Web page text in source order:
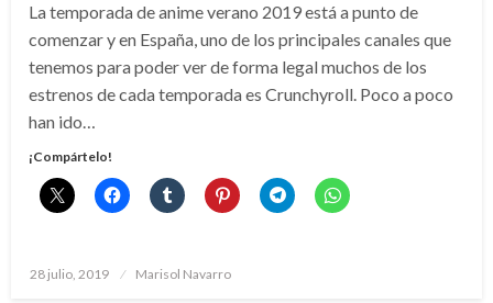
La temporada de anime verano 2019 está a punto de
comenzar y en España, uno de los principales canales que
tenemos para poder ver de forma legal muchos de los
estrenos de cada temporada es Crunchyroll. Poco a poco
han ido…
¡Compártelo!
Publicado
28 julio, 2019 Marisol Navarro